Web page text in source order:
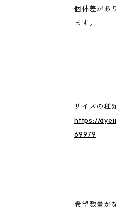
個体差があ
ます。
サイズの種
https://
69979
希望数量が